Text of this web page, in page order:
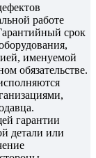
работе
срок
именуемой
обязательстве.
гарантии
детали или